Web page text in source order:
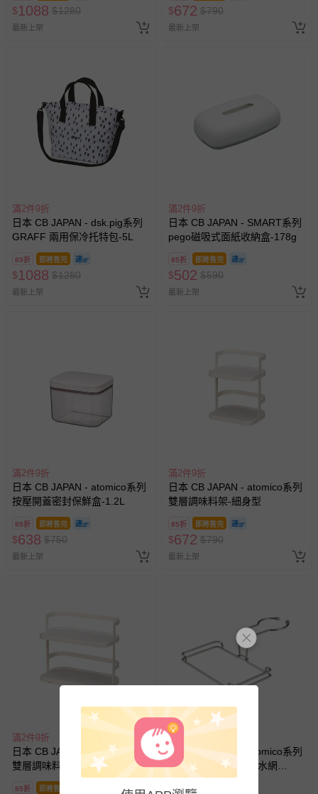
$1088 $1280
最新上架
$672 $790
最新上架
滿2件9折
日本 CB JAPAN - dsk.pig系列
GRAFF 兩用保冷托特包-5L
85折 即將售完
$1088 $1280
最新上架
滿2件9折
日本 CB JAPAN - SMART系列
pego磁吸式面紙收納盒-178g
85折 即將售完
$502 $590
最新上架
滿2件9折
日本 CB JAPAN - atomico系列
按壓開蓋密封保鮮盒-1.2L
85折 即將售完
$638 $750
最新上架
滿2件9折
日本 CB JAPAN - atomico系列
雙層調味料架-細身型
85折 即將售完
$672 $790
最新上架
滿2件9折
日本 CB JAPAN - atomico系列
雙層調味料架-寬版型
85折 即將售完
滿2件9折
日本 CB JAPAN - atomico系列
不鏽鋼水龍頭掛式瀝水網
架-108g
85折 即將售完